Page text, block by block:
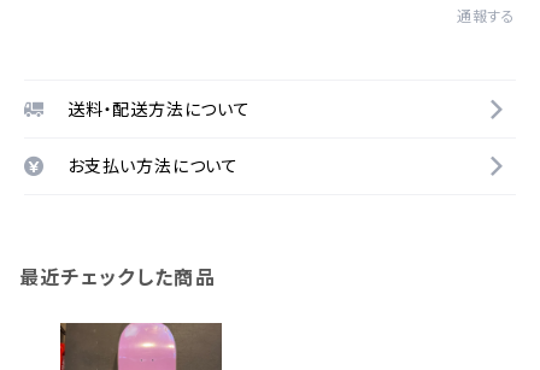
通報する
送料・配送方法について
お支払い方法について
最近チェックした商品